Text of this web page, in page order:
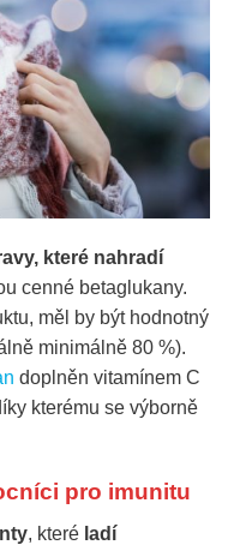
které nahradí
cenné betaglukany.
měl by být hodnotný
minimálně 80 %).
doplněn vitamínem C
kterému se výborně
pro imunitu
, které ladí